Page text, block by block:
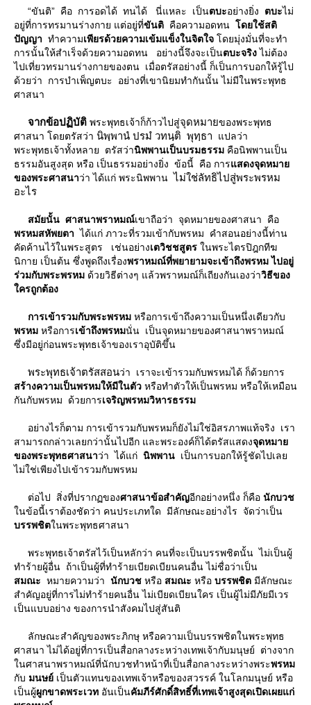
“ขันติ” คือ การอดได้ ทนได้ นี่แหละ เป็นตบะอย่างยิ่ง ตบะไม่
อยู่ที่การทรมานร่างกาย แต่อยู่ที่ขันติ คือความอดทน ดยใช้สติ
ปัญญา ทําความเพียรด้วยความเข้มแข็งในจิตใจ ดยมุ่งมั่นที่จะทํา
การนั้นให้สําเร็จด้วยความอดทน อย่างนี้จึงจะเป็นตบะจริงไม่ต้อง
ไปเที่ยวทรมานร่างกายของตน เมื่อตรัสอย่างนี้ ก็เป็นการบอกให้รู้ไป
ด้วยว่า การบําเพ็ญตบะ อย่างที่เขานิยมทํากันนั้น ไม่มีในพระพุทธ
ศาสนา
จากข้อปฏิบัติ พระพุทธเจ้าก็ก้าวไปสู่จุดหมาของพระพุทธ
ศาสนา โดยตรัสว่า นิพฺพานํ ปรมํ วทนฺติ พุทฺธา ปลว่า
พระพุทธเจ้าทั้งหลาย ตรัสว่านิพพานเป็นบรมธรรม คือนิพพานเป็น
ธรรมอันสูงสุด หรือ เป็นธรรมอย่างยิ่ง ข้อนี้ คือ การสดงจุดหมา
ของพระศาสนาว่า ได้แก่ พระนิพพาน ไม่ใช่ลัทธิไปสู่พระพรหม
อะไร
สมัยนั้น ศาสนาพราหมณ์เขาถือว่า จุดหมายของศาสนา คือ
พรหมสหัพยตา ได้แก่ ภาวะที่รวมเข้ากับพรหม คำสอนอย่างนี้ท่าน
คัดค้านไว้ในพระสูตร เช่นอย่างเตวิชชสูตร นพระไตรปิฎกทีฆ
นิกาย เป็นต้น ซึ่งพูดถึงเรื่องพราหมณ์ที่พยายามจะเข้าถึงพรหม ไปอยู่
ร่วมกับพระพรหม ด้วยวิธีต่างๆ แล้วพราหมณ์ก็เถียงกันเองว่าวิธีของ
ครถูกต้อง
การเข้ารวมกับพระพรหม หรือการเข้าถึงความเป็นหนึ่งเดียวกับ
พรหม หรือการเข้าถึงพรหมนั่น เป็นจุดหมายของศาสนาพราหมณ์
ซึ่งมีอยู่ก่อนพระพุทธเจ้าของเราอุบัติขึ้น
พระพุทธเจ้าตรัสสอนว่า เราจะเข้ารวมกับพรหมได้ ก็ด้วยการ
สร้างความเป็นพรหมให้มีในตัว หรือทําตัวให้เป็นพรหม หรือให้เหมือน
กันกับพรหม ด้วยการเจริญพรหมวิหารธรรม
อย่างไรก็ตาม การเข้ารวมกับพรหมก็ยังไม่ใช่อิสรภาพแท้จริง เรา
สามารถกล่าวเลยกว่านั้นไปอีก และพระองค์ก็ได้ตรัสแสดงจุดหมา
ของพระพุทธศาสนาว่า ได้แก่ นิพพาน เป็นการบอกให้รู้ชัดไปเล
ไม่ใช่เพียงไปเข้ารวมกับพรหม
ต่อไป สิ่งที่ปรากฏของศาสนาข้อสำคัญอีกอย่างหนึ่ง ก็คือ นักบวช
นข้อนี้เราต้องชัดว่า คนประเภทใด มีลักษณะอย่างไร จัดว่าเป็น
บรรพชิตนพระพุทธศาสนา
พระพุทธเจ้าตรัสไว้เป็นหลักว่า คนที่จะเป็นบรรพชิตนั้น ไม่เป็นผู้
ทําร้ายผู้อื่น ถ้าเป็นผู้ที่ทําร้ายเบียดเบียนคนอื่น ไม่ชื่อว่าเป็น
สมณะ หมายความว่า นักบวช หรือ สมณะ หรือ บรรพชิต มีลักษณะ
สําคัญอยู่ที่การไม่ทําร้ายคนอื่น ไม่เบียดเบียนใคร เป็นผู้ไม่มีภัยมีเวร
เป็นแบบอย่าง ของการนําสังคมไปสู่สันติ
ลักษณะสําคัญของพระภิกษุ หรือความเป็นบรรพชิตในพระพุทธ
ศาสนา ไม่ได้อยู่ที่การเป็นสื่อกลางระหว่างเทพเจ้ากับมนุษย์ ต่างจาก
นศาสนาพราหมณ์ที่นักบวชทําหน้าที่เป็นสื่อกลางระหว่างพระพรหม
กับ มนษย์ เป็นตัวแทนของเทพเจ้าหรือของสวรรค์ ในโลกมนุษย์ หรือ
เป็นผู้ผูกขาดพระเวท อันเป็นคัมภีร์ศักดิ์สิทธิ์ที่เทพเจ้าสูงสุดเปิดเผยแก่